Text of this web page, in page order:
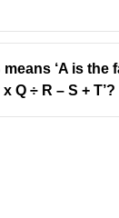
‘A is
Q ÷ R – S + T’?